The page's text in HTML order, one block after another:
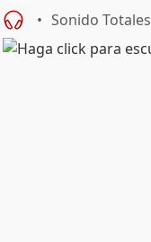
Sonido Totales